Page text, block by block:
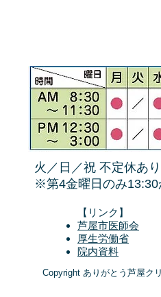
火／日／祝 不定休あり
​※第4金曜日のみ13:30
【リンク】
芦屋市医師会
厚生労働省
院内資料
Copyright ありがとう芦屋ク